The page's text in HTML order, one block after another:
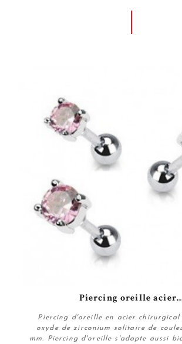
Piercing oreille
Piercing d'oreille en acier chirurgical
oxyde de zirconium solitaire de
mm. Piercing d'oreille s'adapte aussi